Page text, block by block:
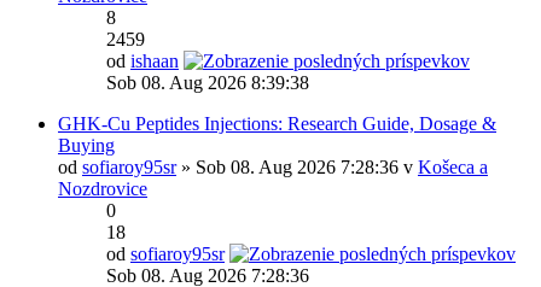
8
2459
od ishaan
Sob 08. Aug 2026 8:39:38
GHK-Cu Peptides Injections: Research Guide, Dosage &
Buying
od sofiaroy95sr» Sob 08. Aug 2026 7:28:36 v Košeca a
Nozdrovice
0
18
od sofiaroy95sr
Sob 08. Aug 2026 7:28:36